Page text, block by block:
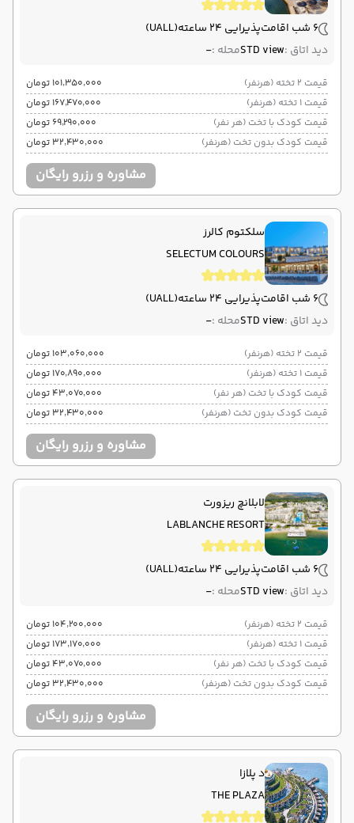
6 شب اقامت پذیرایی 24 ساعته
(UALL)
دید اتاق :STD viewمحله :-
قیمت 2 تخته (هرنفر)
۱۰۱٬۳۵۰٬۰۰۰ تومان
قیمت 1 تخته (هرنفر)
۱۶۷٬۴۷۰٬۰۰۰ تومان
قیمت کودک با تخت (هر نفر)
۶۹٬۲۹۰٬۰۰۰ تومان
قیمت کودک بدون تخت (هرنفر)
۳۲٬۴۳۰٬۰۰۰ تومان
مشاوره و رزرو رایگان
سلکتوم کالرز
SELECTUM COLOURS
6 شب اقامت پذیرایی 24 ساعته
(UALL)
دید اتاق :STD viewمحله :-
قیمت 2 تخته (هرنفر)
۱۰۳٬۰۶۰٬۰۰۰ تومان
قیمت 1 تخته (هرنفر)
۱۷۰٬۸۹۰٬۰۰۰ تومان
قیمت کودک با تخت (هر نفر)
۴۳٬۰۷۰٬۰۰۰ تومان
قیمت کودک بدون تخت (هرنفر)
۳۲٬۴۳۰٬۰۰۰ تومان
مشاوره و رزرو رایگان
لابلانچ ریزورت
LABLANCHE RESORT
6 شب اقامت پذیرایی 24 ساعته
(UALL)
دید اتاق :STD viewمحله :-
قیمت 2 تخته (هرنفر)
۱۰۴٬۲۰۰٬۰۰۰ تومان
قیمت 1 تخته (هرنفر)
۱۷۳٬۱۷۰٬۰۰۰ تومان
قیمت کودک با تخت (هر نفر)
۴۳٬۰۷۰٬۰۰۰ تومان
قیمت کودک بدون تخت (هرنفر)
۳۲٬۴۳۰٬۰۰۰ تومان
مشاوره و رزرو رایگان
د پلازا
THE PLAZA